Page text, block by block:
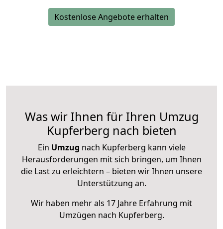
Kostenlose Angebote erhalten
Was wir Ihnen für Ihren Umzug
Kupferberg nach bieten
Ein Umzug nach Kupferberg kann viele
Herausforderungen mit sich bringen, um Ihnen
die Last zu erleichtern – bieten wir Ihnen unsere
Unterstützung an.
Wir haben mehr als 17 Jahre Erfahrung mit
Umzügen nach Kupferberg.